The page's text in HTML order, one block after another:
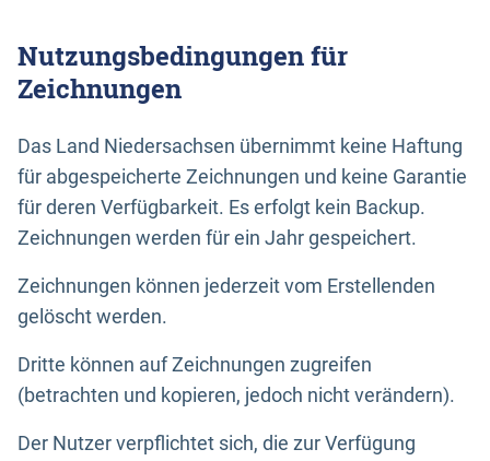
Nutzungsbedingungen für
Zeichnungen
Das Land Niedersachsen übernimmt keine Haftung
für abgespeicherte Zeichnungen und keine Garantie
für deren Verfügbarkeit. Es erfolgt kein Backup.
Zeichnungen werden für ein Jahr gespeichert.
Zeichnungen können jederzeit vom Erstellenden
gelöscht werden.
Dritte können auf Zeichnungen zugreifen
(betrachten und kopieren, jedoch nicht verändern).
Der Nutzer verpflichtet sich, die zur Verfügung